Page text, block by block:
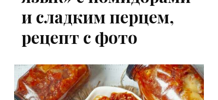
и сладким перцем,
рецепт с фото